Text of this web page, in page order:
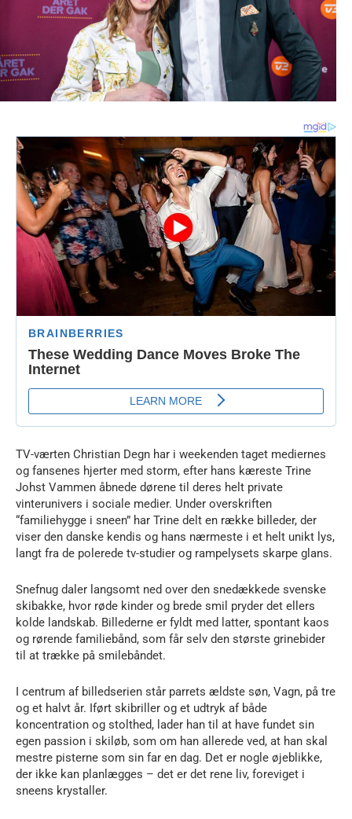
TV-værten Christian Degn har i weekenden taget mediernes
og fansenes hjerter med storm, efter hans kæreste Trine
Johst Vammen åbnede dørene til deres helt private
vinterunivers i sociale medier. Under overskriften
“familiehygge i sneen” har Trine delt en række billeder, der
viser den danske kendis og hans nærmeste i et helt unikt lys,
langt fra de polerede tv-studier og rampelysets skarpe glans.
Snefnug daler langsomt ned over den snedækkede svenske
skibakke, hvor røde kinder og brede smil pryder det ellers
kolde landskab. Billederne er fyldt med latter, spontant kaos
og rørende familiebånd, som får selv den største grinebider
til at trække på smilebåndet.
I centrum af billedserien står parrets ældste søn, Vagn, på tre
og et halvt år. Iført skibriller og et udtryk af både
koncentration og stolthed, lader han til at have fundet sin
egen passion i skiløb, som om han allerede ved, at han skal
mestre pisterne som sin far en dag. Det er nogle øjeblikke,
der ikke kan planlægges – det er det rene liv, foreviget i
sneens krystaller.